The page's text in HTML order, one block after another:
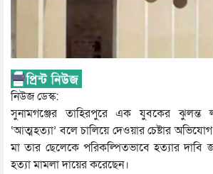
নিউজ ডেস্ক:
সুনামগঞ্জের তাহিরপুরে এক যুবকের ঝুলন্ত
‘আত্মহত্যা’ বলে চালিয়ে দেওয়ার চেষ্টার
মা তার ছেলেকে পরিকল্পিতভাবে হত্যার
হত্যা মামলা দায়ের করেছেন।